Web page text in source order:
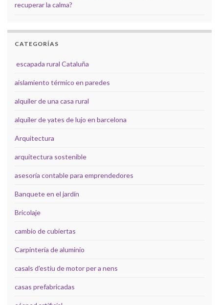
recuperar la calma?
CATEGORÍAS
escapada rural Cataluña
aislamiento térmico en paredes
alquiler de una casa rural
alquiler de yates de lujo en barcelona
Arquitectura
arquitectura sostenible
asesoría contable para emprendedores
Banquete en el jardín
Bricolaje
cambio de cubiertas
Carpintería de aluminio
casals d'estiu de motor per a nens
casas prefabricadas